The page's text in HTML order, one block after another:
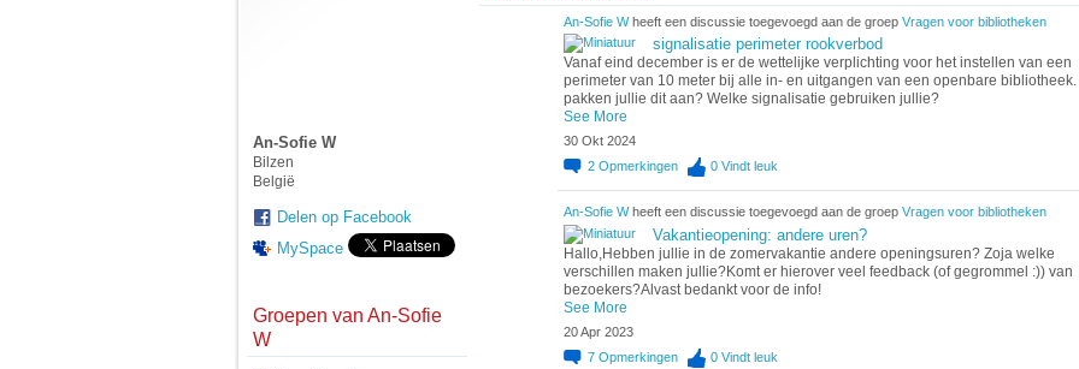
An-Sofie W
Bilzen
België
Delen op Facebook
MySpace
Groepen van An-Sofie
W
An-Sofie Wheeft een discussie toegevoegd aan de groep Vragen voor bibliotheken
signalisatie perimeter rookverbod
Vanaf eind december is er de wettelijke verplichting voor het instellen van een
perimeter van 10 meter bij alle in- en uitgangen van een openbare bibliotheek.
pakken jullie dit aan? Welke signalisatie gebruiken jullie?
See More
30 Okt 2024
2 Opmerkingen 0 Vindt leuk
An-Sofie Wheeft een discussie toegevoegd aan de groep Vragen voor bibliotheken
Vakantieopening: andere uren?
Hallo,Hebben jullie in de zomervakantie andere openingsuren? Zoja welke
verschillen maken jullie?Komt er hierover veel feedback (of gegrommel :)) van
bezoekers?Alvast bedankt voor de info!
See More
20 Apr 2023
7 Opmerkingen 0 Vindt leuk